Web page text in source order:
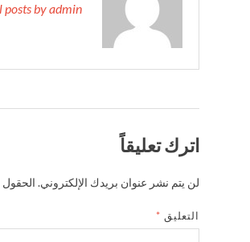
by admin →
اترك تعليقاً
لن يتم نشر عنوان بريدك الإلكتروني. الحقول
التعليق *